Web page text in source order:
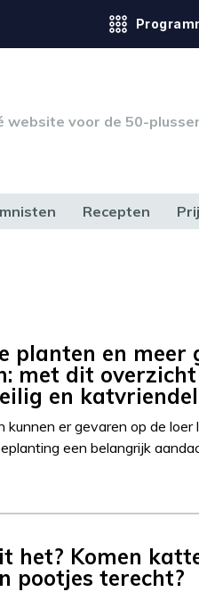
website voor de 50-plusser
Recepten
planten en meer
met dit
en
kunnen er gevaren op de
een belangrijk
het? Komen
pootjes terecht?